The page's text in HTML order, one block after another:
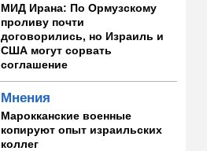
МИД Ирана: По Ормузскому
проливу почти
договорились, но Израиль и
США могут сорвать
соглашение
Мнения
Марокканские военные
копируют опыт израильских
коллег